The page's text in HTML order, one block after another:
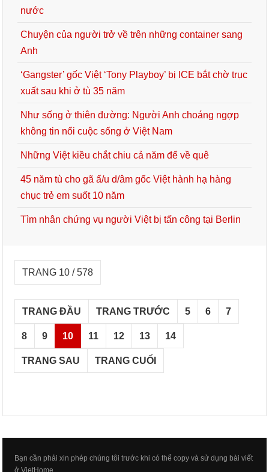
nước
Chuyện của người trở về trên những container sang
Anh
‘Gangster’ gốc Việt ‘Tony Playboy’ bị ICE bắt chờ trục
xuất sau khi ở tù 35 năm
Như sống ở thiên đường: Người Anh choáng ngợp
không tin nổi cuộc sống ở Việt Nam
Những Việt kiều chắt chiu cả năm để về quê
45 năm tù cho gã ấ/u d/âm gốc Việt hành hạ hàng
chục trẻ em suốt 10 năm
Tìm nhân chứng vụ người Việt bị tấn công tại Berlin
TRANG 10 / 578
TRANG ĐẦU TRANG TRƯỚC 5 6 7
8 9 10 11 12 13 14
TRANG SAU TRANG CUỐI
Bạn cần phải xin phép chúng tôi trước khi có thể copy và sử dụng bài viết
ở VietHome.